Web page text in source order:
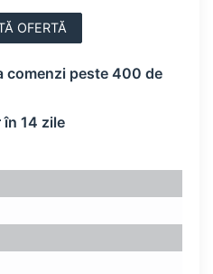
OFERTĂ
comenzi peste 400 de
14 zile